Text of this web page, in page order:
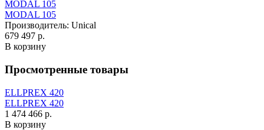
MODAL 105
MODAL 105
Производитель: Unical
679 497 р.
В корзину
Просмотренные товары
ELLPREX 420
ELLPREX 420
1 474 466 р.
В корзину